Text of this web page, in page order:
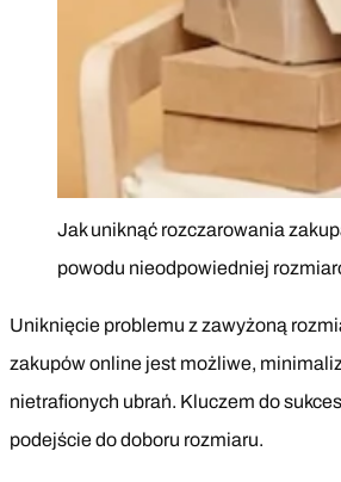
Jak uniknąć rozczarowania
powodu nieodpowiedniej
Uniknięcie problemu z zawyżoną
zakupów online jest możliwe,
nietrafionych ubrań. Kluczem do
podejście do doboru rozmiaru.